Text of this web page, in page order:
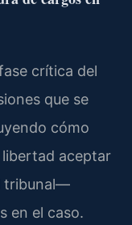
crítica del
que se
cómo
aceptar
tribunal—
en el caso.